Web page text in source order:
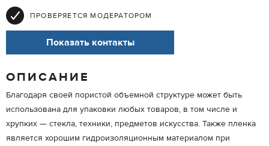
ПРОВЕРЯЕТСЯ МОДЕРАТОРОМ
Показать контакты
ОПИСАНИЕ
Благодаря своей пористой объемной структуре может быть
использована для упаковки любых товаров, в том числе и
хрупких — стекла, техники, предметов искусства. Также пленка
является хорошим гидроизоляционным материалом при